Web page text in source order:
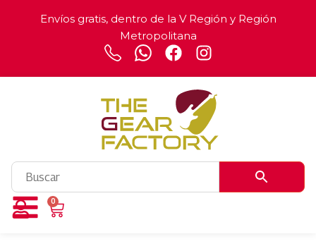
Envíos gratis, dentro de la V Región y Región
Metropolitana
0